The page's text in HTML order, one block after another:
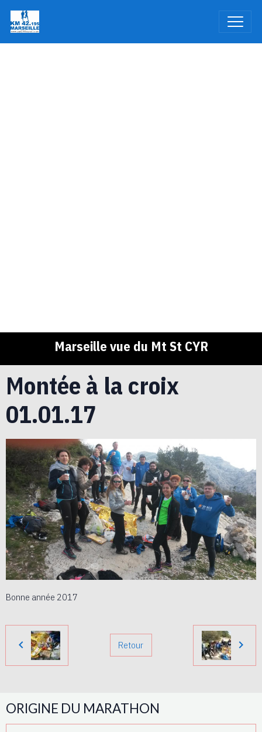
Marseille vue du Mt St CYR
Montée à la croix
01.01.17
Bonne année 2017
Retour
ORIGINE DU MARATHON